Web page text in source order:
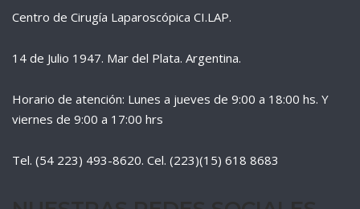
Centro de Cirugía Laparoscópica CI.LAP.
14 de Julio 1947. Mar del Plata. Argentina.
Horario de atención: Lunes a jueves de 9:00 a 18:00 hs. Y
viernes de 9:00 a 17:00 hrs
Tel. (54 223) 493-8620. Cel. (223)(15) 618 8683